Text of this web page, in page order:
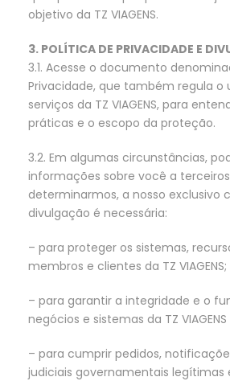
objetivo da TZ VIAGENS.
3. POLÍTICA DE PRIVACIDADE E
3.1. Acesse o documento
Privacidade, que também regula o
serviços da TZ VIAGENS, para
práticas e o escopo da proteção.
3.2. Em algumas circunstâncias,
informações sobre você a
determinarmos, a nosso exclusivo
divulgação é necessária:
– para proteger os sistemas,
membros e clientes da TZ VIAGENS;
– para garantir a integridade e o
negócios e sistemas da TZ VIAGENS
– para cumprir pedidos,
judiciais governamentais legítimas